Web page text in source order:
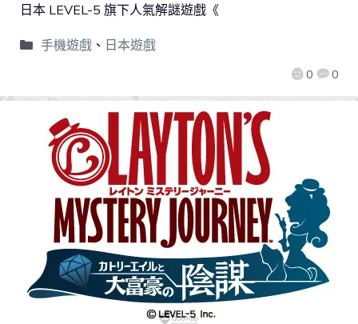
0 0
日本 LEVEL-5 旗下人氣解謎遊戲《
手機遊戲、 日本遊戲